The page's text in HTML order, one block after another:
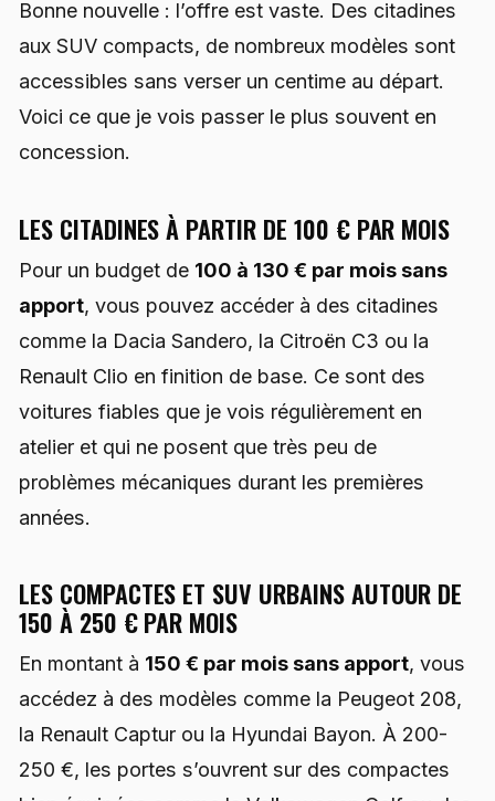
Bonne nouvelle : l’offre est vaste. Des citadines
aux SUV compacts, de nombreux modèles sont
accessibles sans verser un centime au départ.
Voici ce que je vois passer le plus souvent en
concession.
LES CITADINES À PARTIR DE 100 € PAR MOIS
Pour un budget de 100 à 130 € par mois sans
apport, vous pouvez accéder à des citadines
comme la Dacia Sandero, la Citroën C3 ou la
Renault Clio en finition de base. Ce sont des
voitures fiables que je vois régulièrement en
atelier et qui ne posent que très peu de
problèmes mécaniques durant les premières
années.
LES COMPACTES ET SUV URBAINS AUTOUR DE
150 À 250 € PAR MOIS
En montant à 150 € par mois sans apport, vous
accédez à des modèles comme la Peugeot 208,
la Renault Captur ou la Hyundai Bayon. À 200-
250 €, les portes s’ouvrent sur des compactes